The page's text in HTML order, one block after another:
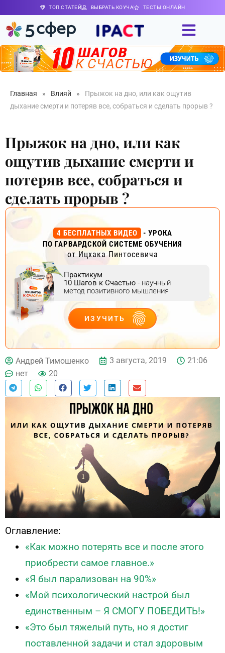
ТОП СТАТЕЙ ВЫБРАТЬ КОУЧА ТЕСТЫ ОНЛАЙН
Главная » Влияй »
Прыжок на дно, или как ощутив
дыхание смерти и потеряв все, собраться и сделать прорыв ?
Прыжок на дно, или как
ощутив дыхание смерти и
потеряв все, собраться и
сделать прорыв ?
4 БЕСПЛАТНЫХ ВИДЕО
- УРОКА
ПО ГАРВАРДСКОЙ СИСТЕМЕ ОБУЧЕНИЯ
от Ицхака Пинтосевича
Практикум
10 Шагов к Счастью - научный
метод позитивного мышления
ИЗУЧИТЬ
ДЕЙСТВУЙ
Андрей Тимошенко 3 августа, 2019
21:06
нет
20
Оглавление:
«Как можно потерять все и после этого
приобрести самое главное.»
«Я был парализован на 90%»
«Мой психологический настрой был
единственным – Я СМОГУ ПОБЕДИТЬ!»
«Это был тяжелый путь, но я достиг
поставленной задачи и стал здоровым